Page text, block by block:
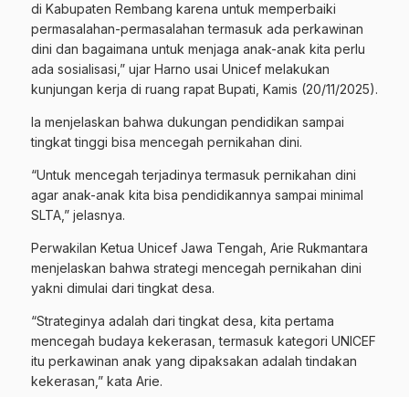
di Kabupaten Rembang karena untuk memperbaiki
permasalahan-permasalahan termasuk ada perkawinan
dini dan bagaimana untuk menjaga anak-anak kita perlu
ada sosialisasi,” ujar Harno usai Unicef melakukan
kunjungan kerja di ruang rapat Bupati, Kamis (20/11/2025).
Ia menjelaskan bahwa dukungan pendidikan sampai
tingkat tinggi bisa mencegah pernikahan dini.
“Untuk mencegah terjadinya termasuk pernikahan dini
agar anak-anak kita bisa pendidikannya sampai minimal
SLTA,” jelasnya.
Perwakilan Ketua Unicef Jawa Tengah, Arie Rukmantara
menjelaskan bahwa strategi mencegah pernikahan dini
yakni dimulai dari tingkat desa.
“Strateginya adalah dari tingkat desa, kita pertama
mencegah budaya kekerasan, termasuk kategori UNICEF
itu perkawinan anak yang dipaksakan adalah tindakan
kekerasan,” kata Arie.